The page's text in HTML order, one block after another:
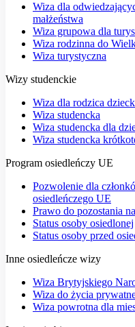
Wiza dla
małżeństwa
Wiza grupowa dla
Wiza rodzinna do
Wiza turystyczna
Wizy studenckie
Wiza dla rodzica
Wiza studencka
Wiza studencka dla
Wiza studencka
Program osiedleńczy UE
Pozwolenie dla
osiedleńczego UE
Prawo do pozostania
Status osoby osiedlonej
Status osoby przed
Inne osiedleńcze wizy
Wiza Brytyjskiego
Wiza do życia
Wiza powrotna dla